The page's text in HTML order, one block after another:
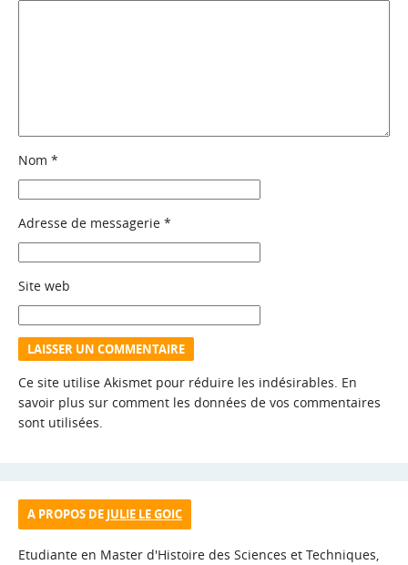
Nom *
Adresse de messagerie *
Site web
Ce site utilise Akismet pour réduire les indésirables. En
savoir plus sur comment les données de vos commentaires
sont utilisées.
A PROPOS DE JULIE LE GOIC
Etudiante en Master d'Histoire des Sciences et Techniques,